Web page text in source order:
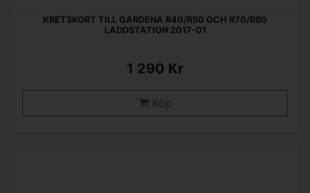
KRETSKORT TILL GARDENA R40/R50 OCH R70/R80
LADDSTATION 2017-01
1 290 Kr
Köp